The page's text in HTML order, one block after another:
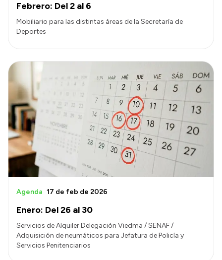
Febrero: Del 2 al 6
Mobiliario para las distintas áreas de la Secretaría de
Deportes
Enero: Del 26 al 30
Agenda 17 de feb de 2026
Servicios de Alquiler Delegación Viedma / SENAF /
Adquisición de neumáticos para Jefatura de Policía y
Servicios Penitenciarios